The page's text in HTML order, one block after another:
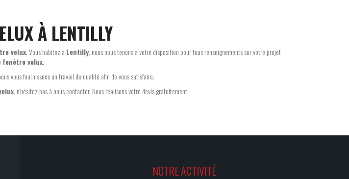
À LENTILLY
velux. Vous habitez à Lentilly, nous nous tenons à votre disposition pour tous renseignements sur votre projet
fenêtre velux.
vous fournissons un travail de qualité afin de vous satisfaire.
, n'hésitez pas à nous contacter. Nous réalisons votre devis gratuitement.
NOTRE ACTIVITÉ